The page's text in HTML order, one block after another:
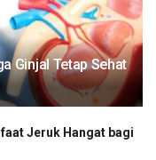
Ginjal Tetap Sehat
Jeruk Hangat bagi